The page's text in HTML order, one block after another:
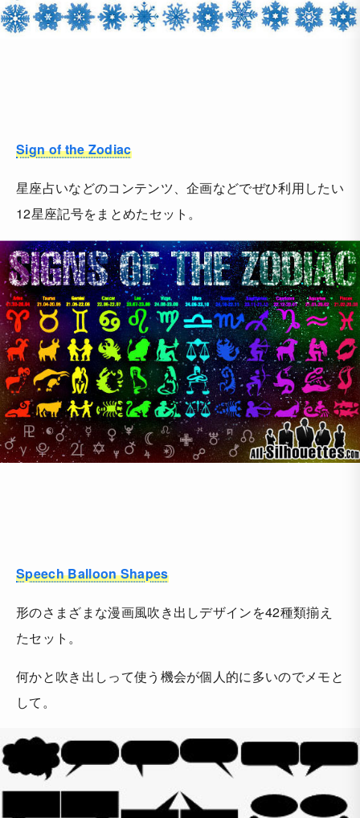
Sign of the Zodiac
星座占いなどのコンテンツ、企画などでぜひ利用したい
12星座記号をまとめたセット。
Speech Balloon Shapes
形のさまざまな漫画風吹き出しデザインを42種類揃え
たセット。
何かと吹き出しって使う機会が個人的に多いのでメモと
して。